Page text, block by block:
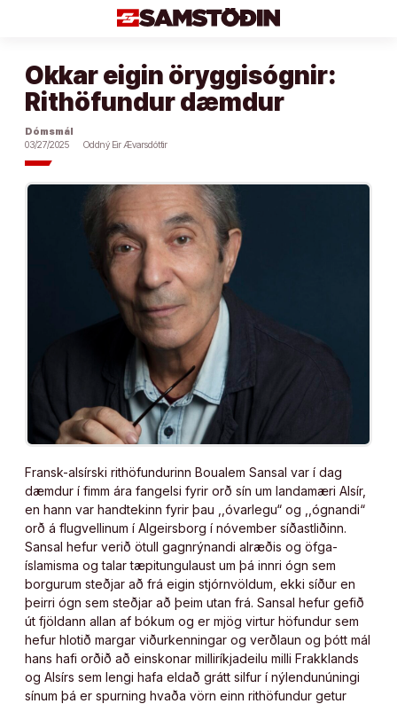
Okkar eigin öryggisógnir:
Rithöfundur dæmdur
Dómsmál
03/27/2025
Oddný Eir Ævarsdóttir
Fransk-alsírski rithöfundurinn Boualem Sansal var í dag
dæmdur í fimm ára fangelsi fyrir orð sín um landamæri Alsír,
en hann var handtekinn fyrir þau ,,óvarlegu“ og ,,ógnandi“
orð á flugvellinum í Algeirsborg í nóvember síðastliðinn.
Sansal hefur verið ötull gagnrýnandi alræðis og öfga-
íslamisma og talar tæpitungulaust um þá innri ógn sem
borgurum steðjar að frá eigin stjórnvöldum, ekki síður en
þeirri ógn sem steðjar að þeim utan frá. Sansal hefur gefið
út fjöldann allan af bókum og er mjög virtur höfundur sem
hefur hlotið margar viðurkenningar og verðlaun og þótt mál
hans hafi orðið að einskonar milliríkjadeilu milli Frakklands
og Alsírs sem lengi hafa eldað grátt silfur í nýlendunúningi
sínum þá er spurning hvaða vörn einn rithöfundur getur